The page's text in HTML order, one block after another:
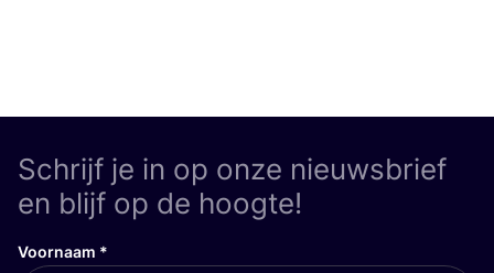
Schrijf je in op onze nieuwsbrief
en blijf op de hoogte!
Voornaam *